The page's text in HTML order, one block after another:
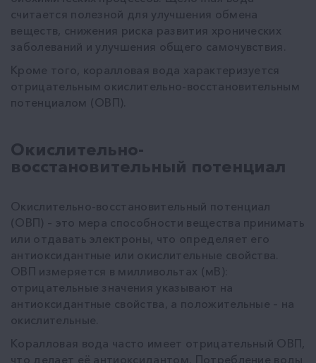
считается полезной для улучшения обмена
веществ, снижения риска развития хронических
заболеваний и улучшения общего самочувствия.
Кроме того, коралловая вода характеризуется
отрицательным окислительно-восстановительным
потенциалом (ОВП).
Окислительно-
восстановительный потенциал
Окислительно-восстановительный потенциал
(ОВП) – это мера способности вещества принимать
или отдавать электроны, что определяет его
антиоксидантные или окислительные свойства.
ОВП измеряется в милливольтах (мВ):
отрицательные значения указывают на
антиоксидантные свойства, а положительные – на
окислительные.
Коралловая вода часто имеет отрицательный ОВП,
что делает её антиоксидантом. Потребление воды